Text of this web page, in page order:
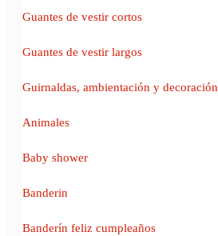
Guantes de vestir cortos
Guantes de vestir largos
Guirnaldas, ambientación y decoración
Animales
Baby shower
Banderin
Banderín feliz cumpleaños